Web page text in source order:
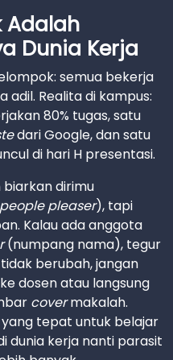
Adalah
Dunia Kerja
semua bekerja
Realita di kampus:
80% tugas, satu
dari Google, dan satu
di hari H presentasi.
biarkan dirimu
people pleaser), tapi
Kalau ada anggota
(numpang nama), tegur
berubah, jangan
dosen atau langsung
covermakalah.
tepat untuk belajar
dunia kerja nanti parasit